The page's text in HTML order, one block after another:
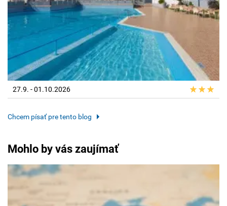
27.9. - 01.10.2026
Chcem písať pre tento blog
Mohlo by vás zaujímať